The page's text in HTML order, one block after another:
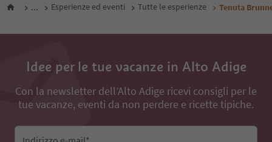
... Esperienze ed eventi Tutte le esperienze Tenuta
Idee per le tue vacanze in Alto Adige
Con la newsletter dell’Alto Adige ricevi consigli per le
tue vacanze, eventi da non perdere e ricette tipiche.